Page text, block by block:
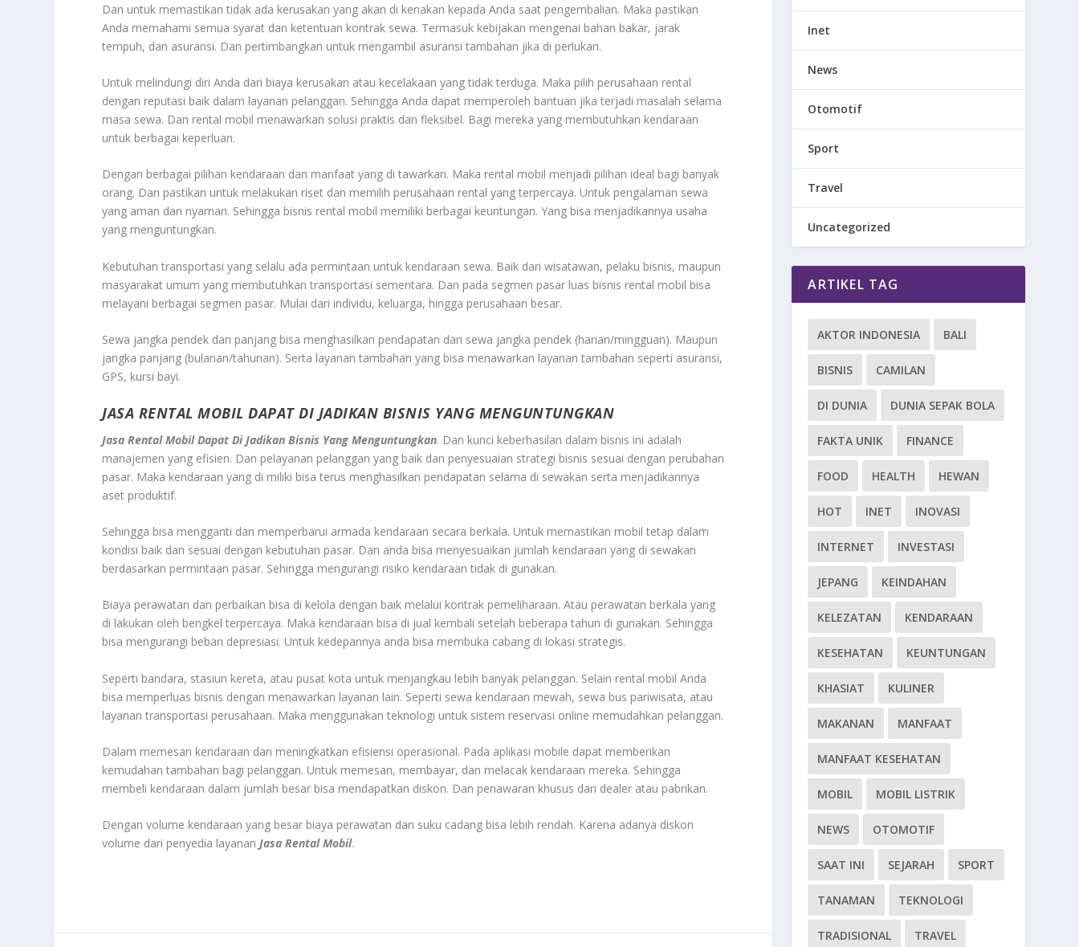
Dan untuk memastikan tidak ada kerusakan yang akan di kenakan kepada Anda saat pengembalian. Maka pastikan
Anda memahami semua syarat dan ketentuan kontrak sewa. Termasuk kebijakan mengenai bahan bakar, jarak
tempuh, dan asuransi. Dan pertimbangkan untuk mengambil asuransi tambahan jika di perlukan.
Untuk melindungi diri Anda dari biaya kerusakan atau kecelakaan yang tidak terduga. Maka pilih perusahaan rental
dengan reputasi baik dalam layanan pelanggan. Sehingga Anda dapat memperoleh bantuan jika terjadi masalah selama
masa sewa. Dan rental mobil menawarkan solusi praktis dan fleksibel. Bagi mereka yang membutuhkan kendaraan
untuk berbagai keperluan.
Dengan berbagai pilihan kendaraan dan manfaat yang di tawarkan. Maka rental mobil menjadi pilihan ideal bagi banyak
orang. Dan pastikan untuk melakukan riset dan memilih perusahaan rental yang terpercaya. Untuk pengalaman sewa
yang aman dan nyaman. Sehingga bisnis rental mobil memiliki berbagai keuntungan. Yang bisa menjadikannya usaha
yang menguntungkan.
Kebutuhan transportasi yang selalu ada permintaan untuk kendaraan sewa. Baik dari wisatawan, pelaku bisnis, maupun
masyarakat umum yang membutuhkan transportasi sementara. Dan pada segmen pasar luas bisnis rental mobil bisa
melayani berbagai segmen pasar. Mulai dari individu, keluarga, hingga perusahaan besar.
Sewa jangka pendek dan panjang bisa menghasilkan pendapatan dari sewa jangka pendek (harian/mingguan). Maupun
jangka panjang (bulanan/tahunan). Serta layanan tambahan yang bisa menawarkan layanan tambahan seperti asuransi,
GPS, kursi bayi.
JASA RENTAL MOBIL DAPAT DI JADIKAN BISNIS YANG MENGUNTUNGKAN
Jasa Rental Mobil Dapat Di Jadikan Bisnis Yang Menguntungkan. Dan kunci keberhasilan dalam bisnis ini adalah
manajemen yang efisien. Dan pelayanan pelanggan yang baik dan penyesuaian strategi bisnis sesuai dengan perubahan
pasar. Maka kendaraan yang di miliki bisa terus menghasilkan pendapatan selama di sewakan serta menjadikannya
aset produktif.
Sehingga bisa mengganti dan memperbarui armada kendaraan secara berkala. Untuk memastikan mobil tetap dalam
kondisi baik dan sesuai dengan kebutuhan pasar. Dan anda bisa menyesuaikan jumlah kendaraan yang di sewakan
berdasarkan permintaan pasar. Sehingga mengurangi risiko kendaraan tidak di gunakan.
Biaya perawatan dan perbaikan bisa di kelola dengan baik melalui kontrak pemeliharaan. Atau perawatan berkala yang
di lakukan oleh bengkel terpercaya. Maka kendaraan bisa di jual kembali setelah beberapa tahun di gunakan. Sehingga
bisa mengurangi beban depresiasi. Untuk kedepannya anda bisa membuka cabang di lokasi strategis.
Seperti bandara, stasiun kereta, atau pusat kota untuk menjangkau lebih banyak pelanggan. Selain rental mobil Anda
bisa memperluas bisnis dengan menawarkan layanan lain. Seperti sewa kendaraan mewah, sewa bus pariwisata, atau
layanan transportasi perusahaan. Maka menggunakan teknologi untuk sistem reservasi online memudahkan pelanggan.
Dalam memesan kendaraan dan meningkatkan efisiensi operasional. Pada aplikasi mobile dapat memberikan
kemudahan tambahan bagi pelanggan. Untuk memesan, membayar, dan melacak kendaraan mereka. Sehingga
membeli kendaraan dalam jumlah besar bisa mendapatkan diskon. Dan penawaran khusus dari dealer atau pabrikan.
Dengan volume kendaraan yang besar biaya perawatan dan suku cadang bisa lebih rendah. Karena adanya diskon
volume dari penyedia layananJasa Rental Mobil.
Inet
News
Otomotif
Sport
Travel
Uncategorized
ARTIKEL TAG
AKTOR INDONESIA BALI
BISNIS CAMILAN
DI DUNIA DUNIA SEPAK BOLA
FAKTA UNIK FINANCE
FOOD HEALTH HEWAN
HOT INET INOVASI
INTERNET INVESTASI
JEPANG KEINDAHAN
KELEZATAN KENDARAAN
KESEHATAN KEUNTUNGAN
KHASIAT KULINER
MAKANAN MANFAAT
MANFAAT KESEHATAN
MOBIL MOBIL LISTRIK
NEWS OTOMOTIF
SAAT INI SEJARAH SPORT
TANAMAN TEKNOLOGI
TRADISIONAL TRAVEL